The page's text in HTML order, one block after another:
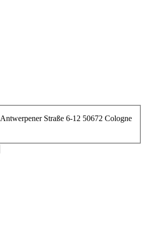
Antwerpener Straße 6-12 50672 Cologne